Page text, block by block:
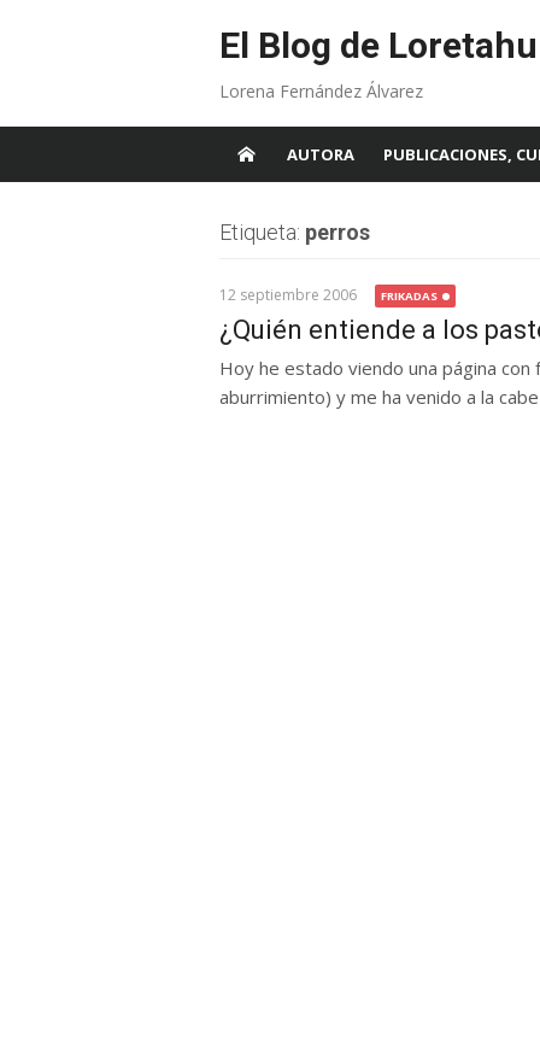
El Blog de
Lorena Fernández Álvarez
AUTORA PUBLICACIONES,
Etiqueta: perros
12 septiembre 2006 FRIKADAS
¿Quién entiende a los
Hoy he estado viendo una página
aburrimiento) y me ha venido a la